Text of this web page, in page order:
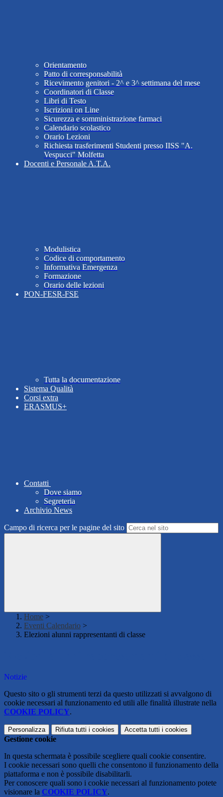
Orientamento
Patto di corresponsabilità
Ricevimento genitori - 2^ e 3^ settimana del mese
Coordinatori di Classe
Libri di Testo
Iscrizioni on Line
Sicurezza e somministrazione farmaci
Calendario scolastico
Orario Lezioni
Richiesta trasferimenti Studenti presso IISS "A.
Vespucci" Molfetta
Docenti e Personale A.T.A.
Modulistica
Codice di comportamento
Informativa Emergenza
Formazione
Orario delle lezioni
PON-FESR-FSE
Tutta la documentazione
Sistema Qualità
Corsi extra
ERASMUS+
Contatti
Dove siamo
Segreteria
Archivio News
Campo di ricerca per le pagine del sito
Home >
Eventi Calendario >
Elezioni alunni rappresentanti di classe
Notizie
Questo sito o gli strumenti terzi da questo utilizzati si avvalgono di
cookie necessari al funzionamento ed utili alle finalità illustrate nella
COOKIE POLICY.
Personalizza Rifiuta tutti i cookies Accetta tutti i cookies
Gestione cookie
In questa schermata è possibile scegliere quali cookie consentire.
I cookie necessari sono quelli che consentono il funzionamento della
piattaforma e non è possibile disabilitarli.
Per conoscere quali sono i cookie necessari al funzionamento potete
visionare la COOKIE POLICY.